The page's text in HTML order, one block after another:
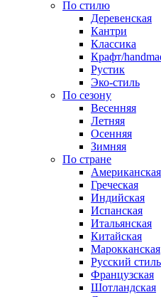
По стилю
Деревенская
Кантри
Классика
Крафт/
Рустик
Эко-стиль
По сезону
Весенняя
Летняя
Осенняя
Зимняя
По стране
Американская
Греческая
Индийская
Испанская
Итальянская
Китайская
Марокканская
Русский стиль
Французская
Шотландская